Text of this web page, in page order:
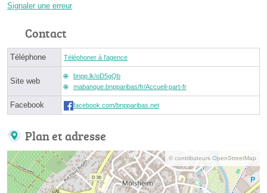
Signaler une erreur
Contact
Téléphone Téléphoner à l'agence
Site web
bnpp.lk/oD5gQb
mabanque.bnpparibas/fr/Accueil-part-fr
Facebook facebook.com/bnpparibas.net
Plan et adresse
© contributeurs OpenStreetMap